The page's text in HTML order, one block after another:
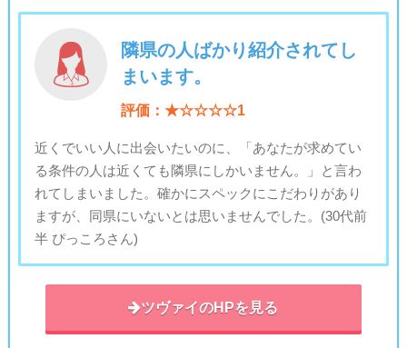
隣県の人ばかり紹介されてし
まいます。
評価：★☆☆☆☆1
近くでいい人に出会いたいのに、「あなたが求めてい
る条件の人は近くても隣県にしかいません。」と言わ
れてしまいました。確かにスペックにこだわりがあり
ますが、同県にいないとは思いませんでした。(30代前
半 ぴっころさん)
ツヴァイのHPを見る